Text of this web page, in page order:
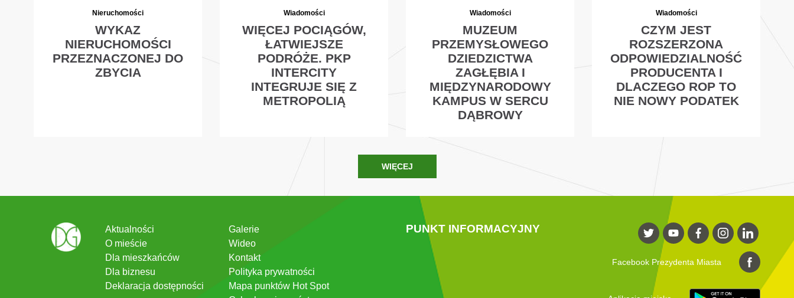
Nieruchomości
WYKAZ
NIERUCHOMOŚCI
PRZEZNACZONEJ DO
ZBYCIA
Wiadomości
WIĘCEJ POCIĄGÓW,
ŁATWIEJSZE
PODRÓŻE. PKP
INTERCITY
INTEGRUJE SIĘ Z
METROPOLIĄ
Wiadomości
MUZEUM
PRZEMYSŁOWEGO
DZIEDZICTWA
ZAGŁĘBIA I
MIĘDZYNARODOWY
KAMPUS W SERCU
DĄBROWY
Wiadomości
CZYM JEST
ROZSZERZONA
ODPOWIEDZIALNOŚĆ
PRODUCENTA I
DLACZEGO ROP TO
NIE NOWY PODATEK
WIĘCEJ
Aktualności
O mieście
Dla mieszkańców
Dla biznesu
Deklaracja dostępności
Galerie
Wideo
Kontakt
Polityka prywatności
Mapa punktów Hot Spot
PUNKT INFORMACYJNY
Facebook Prezydenta Miasta